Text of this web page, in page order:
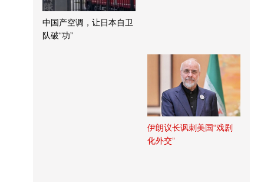
中国产空调，让日本自卫
队破“功”
伊朗议长讽刺美国“戏剧
化外交”